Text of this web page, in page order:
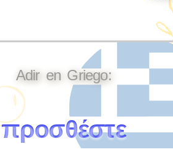
Adir en Griego:
προσθέστε